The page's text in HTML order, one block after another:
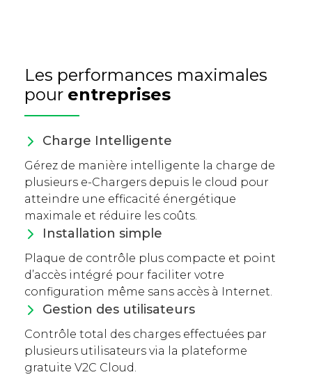
Les performances maximales
pour entreprises
Charge Intelligente
Gérez de manière intelligente la charge de
plusieurs e-Chargers depuis le cloud pour
atteindre une efficacité énergétique
maximale et réduire les coûts.
Installation simple
Plaque de contrôle plus compacte et point
d’accès intégré pour faciliter votre
configuration même sans accès à Internet.
Gestion des utilisateurs
Contrôle total des charges effectuées par
plusieurs utilisateurs via la plateforme
gratuite V2C Cloud.